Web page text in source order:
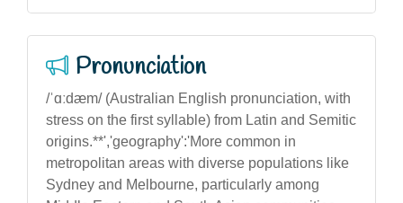
Pronunciation
/ˈɑːdæm/ (Australian English pronunciation, with stress on the first syllable) from Latin and Semitic origins.**','geography':'More common in metropolitan areas with diverse populations like Sydney and Melbourne, particularly among Middle Eastern and South Asian communities, compared to rural regions.','traits':['Grounded','Resilient','Traditional','Culturally aware'],'famous':['Adam Goodes (Australian Rules Footballer)','Adam Liaw (Chef and TV personality)','Adam Gilchrist (Cricketer)'],'linguistic_adaptability':'The name adapts well across languages, maintaining its form and pronunciation in English, Latin, and many European languages. In non-Latin scripts, it is transliterated accordingly, with little variation in spelling.','aesthetic':'The name features a strong, balanced visual symmetry with a classic yet modern look in Australian typography, especially in its capitalised form.','numerological':'Name number 1 in numerology, associated with leadership and independence.','astrological':'Linked to the zodiac sign Aries, symbolising energy, initiative, and pioneering spirit.','is_aboriginal':false,'is_maori':false}'}#whats next?#*If you have more names or need further details on Australian naming traditions, cultural significance, or specific regional data, please specify.*#**Would you like a profile for a different name or additional cultural contexts?**#**Please let me know how I can assist further!**#}#}#}#}#}#}#}#}#}#}#}#}#}#}#}#}#}#}#}#}#}#}#}#}#}#}#}#}#}#}#}#}#}#}#}#}#}#}#}#}#}#}#}#}#}#}#}#}#}#}#}#}#}#}#}#}#}#}#}#}#}#}#}#}#}#}#}#}#}#}#}#}#}#}#}#}#}#}#}#}#}#}#}#}#}#}#}#}#}#}#}#}#}#}#}#}#}#}#}#}#}#}#}#}#}#}#}#}#}#}#}#}#}#}#}#}#}#}#}#}#}#}#}#}#}#}#}#}#}#}#}#}#}#}#}#}#}#}#}#}#}#}#}#}#}#}#}#}#}#}#}#}#}#}#}#}#}#}#}#}#}#}#}#}#}#}#}#}#}#}#}#}#}#}#}#}#}#}#}#}#}#}#}#}#}#}#}#}#}#}#}#}#}#}#}#}#}#}#}#}#}#}#}#}#}#}#}#}#}#}#}#}#}#}#}#}#}#}#}#}#}#}#}#}#}#}#}#}#}#}#}#}#}#}#}#}#}#}#}#}#}#}#}#}#}#}#}#}#}#}#}#}#}#}#}#}#}#}#}#}#}#}#}#}#}#}#}#}#}#}#}#}#}#}#}#}#}#}#}#}#}#}#}#}#}#}#}#}#}#}#}#}#}#}#}#}#}#}#}#}#}#}#}#}#}#}#}#}#}#}#}#}#}#}#}#}#}#}#}#}#}#}#}#}#}#}#}#}#}#}#}#}#}#}#}#}#}#}#}#}#}#}#}#}#}#}#}#}#}#}#}#}#}#}#}#}#}#}#}#}#}#}#}#}#}#}#}#}#}#}#}#}#}#}#}#}#}#}#}#}#}#}#}#}#}#}#}#}#}#}#}#}#}#}#}#}#}#}#}#}#}#}#}#}#}#}#}#}#}#}#}#}#}#}#}#}#}#}#}#}#}#}#}#}#}#}#}#}#}#}#}#}#}#}#}#}#}#}#}#}#}#}#}#}#}#}#}#}#}#}#}#}#}#}#}#}#}#}#}#}#}#}#}#}#}#}#}#}#}#}#}#}#}#}#}#}#}#}#}#}#}#}#}#}#}#}#}#}#}#}#}#}#}#}#}#}#}#}#}#}#}#}#}#}#}#}#}#}#}#}#}#}#}#}#}#}#}#}#}#}#}#}#}#}#}#}#}#}#}#}#}#}#}#}#}#}#}#}#}#}#}#}#}#}#}#}#}#}#}#}#}#}#}#}#}#}#}#}#}#}#}#}#}#}#}#}#}#}#}#}#}#}#}#}#}#}#}#}#}#}#}#}#}#}#}#}#}#}#}#}#}#}#}#}#}#}#}#}#}#}#}#}#}#}#}#}#}#}#}#}#}#}#}#}#}#}#}#}#}#}#}#}#}#}#}#}#}#}#}#}#}#}#}#}#}#}#}#}#}#}#}#}#}#}#}#}#}#}#}#}#}#}#}#}#}#}#}#}#}#}#}#}#}#}#}#}#}#}#}#}#}#}#}#}#}#}#}#}#}#}#}#}#}#}#}#}#}#}#}#}#}#}#}#}#}#}#}#}#}#}#}#}#}#}#}#}#}#}#}#}#}#}#}#}#}#}#}#}#}#}#}#}#}#}#}#}#}#}#}#}#}#}#}#}#}#}#}#}#}#}#}#}#}#}#}#}#}#}#}#}#}#}#}#}#}#}#}#}#}#}#}#}#}#}#}#}#}#}#}#}#}#}#}#}#}#}#}#}#}#}#}#}#}#}#}#}#}#}#}#}#}#}#}#}#}#}#}#}#}#}#}#}#}#}#}#}#}#}#}#}#}#}#}#}#}#}#}#}#}#}#}#}#}#}#}#}#}#}#}#}#}#}#}#}#}#}#}#}#}#}#}#}#}#}#}#}#}#}#}#}#}#}#}#}#}#}#}#}#}#}#}#}#}#}#}#}#}#}#}#}#}#}#}#}#}#}#}#}#}#}#}#}#}#}#}#}#}#}#}#}#}#}#}#}#}#}#}#}#}#}#}#}#}#}#}#}#}#}#}#}#}#}#}#}#}#}#}#}#}#}#}#}#}#}#}#}#}#}#}#}#}#}#}#}#}#}#}#}#}#}#}#}#}#}#}#}#}#}#}#}#}#}#}#}#}#}#}#}#}#}#}#}#}#}#}#}#}#}#}#}#}#}#}#}#}#}#}#}#}#}#}#}#}#}#}#}#}#}#}#}#}#}#}#}#}#}#}#}#}#}#}#}#}#}#}#}#}#}#}#}#}#}#}#}#}#}#}#}#}#}#}#}#}#}#}#}#}#}#}#}#}#}#}#}#}#}#}#}#}#}#}#}#}#}#}#}#}#}#}#}#}#}#}#}#}#}#}#}#}#}#}#}#}#}#}#}#}#}#}#}#}#}#}#}#}#}#}#}#}#}#}#}#}#}#}#}#}#}#}#}#}#}#}#}#}#}#}#}#}#}#}#}#}#}#}#}#}#}#}#}#}#}#}#}#}#}#}#}#}#}#}#}#}#}#}#}#}#}#}#}#}#}#}#}#}#}#}#}#}#}#}#}#}#}#}#}#}#}#}#}#}#}#}#}#}#}#}#}#}#}#}#}#}#}#}#}#}#}#}#}#}#}#}#}#}#}#}#}#}#}#}#}#}#}#}#}#}#}#}#}#}#}#}#}#}#}#}#}#}#}#}#}#}#}#}#}#}#}#}#}#}#}#}#}#}#}#}#}#}#}#}#}#}#}#}#}#}#}#}#}#}#}#}#}#}#}#}#}#}#}#}#}#}#}#}#}#}#}#}#}#}#}#}#}#}#}#}#}#}#}#}#}#}#}#}#}#}#}#}#}#}#}#}#}#}#}#}#}#}#}#}#}#}#}#}#}#}#}#}#}#}#}#}#}#}#}#}#}#}#}#}#}#}#}#}#}#}#}#}#}#}#}#}#}#}#}#}#}#}#}#}#}#}#}#}#}#}#}#}#}#}#}#}#}#}#}#}#}#}#}#}#}#}#}#}#}#}#}#}#}#}#}#}#}#}#}#}#}#}#}#}#}#}#}#}#}#}#}#}#}#}#}#}#}#}#}#}#}#}#}#}#}#}#}#}#}#}#}#}#}#}#}#}#}#}#}#}#}#}#}#}#}#}#}#}#}#}#}#}#}#}#}#}#}#}#}#}#}#}#}#}#}#}#}#}#}#}#}#}#}#}#}#}#}#}#}#}#}#}#}#}#}#}#}#}#}#}#}#}#}#}#}#}#}#}#}#}#}#}#}#}#}#}#}#}#}#}#}#}#}#}#}#}#}#}#}#}#}#}#}#}#}#}#}#}#}#}#}#}#}#}#}#}#}#}#}#}#}#}#}#}#}#}#}#}#}#}#}#}#}#}#}#}#}#}#}#}#}#}#}#}#}#}#}#}#}#}#}#}#}#}#}#}#}#}#}#}#}#}#}#}#}#}#}#}#}#}#}#}#}#}#}#}#}#}#}#}#}#}#}#}#}#}#}#}#}#}#}#}#}#}#}#}#}#}#}#}#}#}#}#}#}#}#}#}#}#}#}#}#}#}#}#}#}#}#}#}#}#}#}#}#}#}#}#}#}#}#}#}#}#}#}#}#}#}#}#}#}#}#}#}#}#}#}#}#}#}#}#}#}#}#}#}#}#}#}#}#}#}#}#}#}#}#}#}#}#}#}#}#}#}#}#}#}#}#}#}#}#}#}#}#}#}#}#}#}#}#}#}#}#}#}#}#}#}#}#}#}#}#}#}#}#}#}#}#}#}#}#}#}#}#}#}#}#}#}#}#}#}#}#}#}#}#}#}#}#}#}#}#}#}#}#}#}#}#}#}#}#}#}#}#}#}#}#}#}#}#}#}#}#}#}#}#}#}#}#}#}#}#}#}#}#}#}#}#}#}#}#}#}#}#}#}#}#}#}#}#}#}#}#}#}#}#}#}#}#}#}#}#}#}#}#}#}#}#}#}#}#}#}#}#}#}#}#}#}#}#}#}#}#}#}#}#}#}#}#}#}#}#}#}#}#}#}#}#}#}#}#}#}#}#}#}#}#}#}#}#}#}#}#}#}#}#}#}#}#}#}#}#}#}#}#}#}#}#}#}#}#}#}#}#}#}#}#}#}#}#}#}#}#}#}#}#}#}#}#}#}#}#}#}#}#}#}#}#}#}#}#}#}#}#}#}#}#}#}#}#}#}#}#}#}#}#}#}#}#}#}#}#}#}#}#}#}#}#}#}#}#}#}#}#}#}#}#}#}#}#}#}#}#}#}#}#}#}#}#}#}#}#}#}#}#}#}#}#}#}#}#}#}#}#}#}#}#}#}#}#}#}#}#}#}#}#}#}#}#}#}#}#}#}#}#}#}#}#}#}#}#}#}#}#}#}#}#}#}#}#}#}#}#}#}#}#}#}#}#}#}#}#}#}#}#}#}#}#}#}#}#}#}#}#}#}#}#}#}#}#}#}#}#}#}#}#}#}#}#}#}#}#}#}#}#}#}#}#}#}#}#}#}#}#}#}#}#}#}#}#}#}#}#}#}#}#}#}#}#}#}#}#}#}#}#}#}#}#}#}#}#}#}#}#}#}#}#}#}#}#}#}#}#}#}#}#}#}#}#}#}#}#}#}#}#}#}#}#}#}#}#}#}#}#}#}#}#}#}#}#}#}#}#}#}#}#}#}#}#}#}#}#}#}#}#}#}#}#}#}#}#}#}#}#}#}#}#}#}#}#}#}#}#}#}#}#}#}#}#}#}#}#}#}#}#}#}#}#}#}#}#}#}#}#}#}#}#}#}#}#}#}#}#}#}#}#}#}#}#}#}#}#}#}#}#}#}#}#}#}#}#}#}#}#}#}#}#}#}#}#}#}#}#}#}#}#}#}#}#}#}#}#}#}#}#}#}#}#}#}#}#}#}#}#}#}#}#}#}#}#}#}#}#}#}#}#}#}#}#}#}#}#}#}#}#}#}#}#}#}#}#}#}#}#}#}#}#}#}#}#}#}#}#}#}#}#}#}#}#}#}#}#}#}#}#}#}#}#}#}#}#}#}#}#}#}#}#}#}#}#}#}#}#}#}#}#}#}#}#}#}#}#}#}#}#}#}#}#}#}#}#}#}#}#}#}#}#}#}#}#}#}#}#}#}#}#}#}#}#}#}#}#}#}#}#}#}#}#}#}#}#}#}#}#}#}#}#}#}#}#}#}#}#}#}#}#}#}#}#}#}#}#}#}#}#}#}#}#}#}#}#}#}#}#}#}#}#}#}#}#}#}#}#}#}#}#}#}#}#}#}#}#}#}#}#}#}#}#}#}#}#}#}#}#}#}#}#}#}#}#}#}#}#}#}#}#}#}#}#}#}#}#}#}#}#}#}#}#}#}#}#}#}#}#}#}#}#}#}#}#}#}#}#}#}#}#}#}#}#}#}#}#}#}#}#}#}#}#}#}#}#}#}#}#}#}#}#}#}#}#}#}#}#}#}#}#}#}#}#}#}#}#}#}#}#}#}#}#}#}#}#}#}#}#}#}#}#}#}#}#}#}#}#}#}#}#}#}#}#}#}#}#}#}#}#}#}#}#}#}#}#}#}#}#}#}#}#}#}#}#}#}#}#}#}#}#}#}#}#}#}#}#}#}#}#}#}#}#}#}#}#}#}#}#}#}#}#}#}#}#}#}#}#}#}#}#}#}#}#}#}#}#}#}#}#}#}#}#}#}#}#}#}#}#}#}#}#}#}#}#}#}#}#}#}#}#}#}#}#}#}#}#}#}#}#}#}#}#}#}#}#}#}#}#}#}#}#}#}#}#}#}#}#}#}#}#}#}#}#}#}#}#}#}#}#}#}#}#}#}#}#}#}#}#}#}#}#}#}#}#}#}#}#}#}#}#}#}#}#}#}#}#}#}#}#}#}#}#}#}#}#}#}#}#}#}#}#}#}#}#}#}#}#}#}#}#}#}#}#}#}#}#}#}#}#}#}#}#}#}#}#}#}#}#}#}#}#}#}#}#}#}#}#}#}#}#}#}#}#}#}#}#}#}#}#}#}#}#}#}#}#}#}#}#}#}#}#}#}#}#}#}#}#}#}#}#}#}#}#}#}#}#}#}#}#}#}#}#}#}#}#}#}#}#}#}#}#}#}#}#}#}#}#}#}#}#}#}#}#}#}#}#}#}#}#}#}#}#}#}#}#}#}#}#}#}#}#}#}#}#}#}#}#}#}#}#}#}#}#}#}#}#}#}#}#}#}#}#}#}#}#}#}#}#}#}#}#}#}#}#}#}#}#}#}#}#}#}#}#}#}#}#}#}#}#}#}#}#}#}#}#}#}#}#}#}#}#}#}#}#}#}#}#}#}#}#}#}#}#}#}#}#}#}#}#}#}#}#}#}#}#}#}#}#}#}#}#}#}#}#}#}#}#}#}#}#}#}#}#}#}#}#}#}#}#}#}#}#}#}#}#}#}#}#}#}#}#}#}#}#}#}#}#}#}#}#}#}#}#}#}#}#}#}#}#}#}#}#}#}#}#}#}#}#}#}#}#}#}#}#}#}#}#}#}#}#}#}#}#}#}#}#}#}#}#}#}#}#}#}#}#}#}#}#}#}#}#}#}#}#}#}#}#}#}#}#}#}#}#}#}#}#}#}#}#}#}#}#}#}#}#}#}#}#}#}#}#}#}#}#}#}#}#}#}#}#}#}#}#}#}#}#}#}#}#}#}#}#}#}#}#}#}#}#}#}#}#}#}#}#}#}#}#}#}#}#}#}#}#}#}#}#}#}#}#}#}#}#}#}#}#}#}#}#}#}#}#}#}#}#}#}#}#}#}#}#}#}#}#}#}#}#}#}#}#}#}#}#}#}#}#}#}#}#}#}#}#}#}#}#}#}#}#}#}#}#}#}#}#}#}#}#}#}#}#}#}#}#}#}#}#}#}#}#}#}#}#}#}#}#}#}#}#}#}#}#}#}#}#}#}#}#}#}#}#}#}#}#}#}#}#}#}#}#}#}#}#}#}#}#}#}#}#}#}#}#}#}#}#}#}#}#}#}#}#}#}#}#}#}#}#}#}#}#}#}#}#}#}#}#}#}#}#}#}#}#}#}#}#}#}#}#}#}#}#}#}#}#}#}#}#}#}#}#}#}#}#}#}#}#}#}#}#}#}#}#}#}#}#}#}#}#}#}#}#}#}#}#}#}#}#}#}#}#}#}#}#}#}#}#}#}#}#}#}#}#}#}#}#}#}#}#}#}#}#}#}#}#}#}#}#}#}#}#}#}#}#}#}#}#}#}#}#}#}#}#}#}#}#}#}#}#}#}#}#}#}#}#}#}#}#}#}#}#}#}#}#}#}#}#}#}#}#}#}#}#}#}#}#}#}#}#}#}#}#}#}#}#}#}#}#}#}#}#}#}#}#}#}#}#}#}#}#}#}#}#}#}#}#}#}#}#}#}#}#}#}#}#}#}#}#}#}#}#}#}#}#}#}#}#}#}#}#}#}#}#}#}#}#}#}#}#}#}#}#}#}#}#}#}#}#}#}#}#}#}#}#}#}#}#}#}#}#}#}#}#}#}#}#}#}#}#}#}#}#}#}#}#}#}#}#}#}#}#}#}#}#}#}#}#}#}#}#}#}#}#}#}#}#}#}#}#}#}#}#}#}#}#}#}#}#}#}#}#}#}#}#}#}#}#}#}#}#}#}#}#}#}#}#}#}#}#}#}#}#}#}#}#}#}#}#}#}#}#}#}#}#}#}#}#}#}#}#}#}#}#}#}#}#}#}#}#}#}#}#}#}#}#}#}#}#}#}#}#}#}#}#}#}#}#}#}#}#}#}#}#}#}#}#}#}#}#}#}#}#}#}#}#}#}#}#}#}#}#}#}#}#}#}#}#}#}#}#}#}#}#}#}#}#}#}#}#}#}#}#}#}#}#}#}#}#}#}#}#}#}#}#}#}#}#}#}#}#}#}#}#}#}#}#}#}#}#}#}#}#}#}#}#}#}#}#}#}#}#}#}#}#}#}#}#}#}#}#}#}#}#}#}#}#}#}#}#}#}#}#}#}#}#}#}#}#}#}#}#}#}#}#}#}#}#}#}#}#}#}#}#}#}#}#}#}#}#}#}#}#}#}#}#}#}#}#}#}#}#}#}#}#}#}#}#}#}#}#}#}#}#}#}#}#}#}#}#}#}#}#}#}#}#}#}#}#}#}#}#}#}#}#}#}#}#}#}#}#}#}#}#}#}#}#}#}#}#}#}#}#}#}#}#}#}#}#}#}#}#}#}#}#}#}#}#}#}#}#}#}#}#}#}#}#}#}#}#}#}#}#}#}#}#}#}#}#}#}#}#}#}#}#}#}#}#}#}#}#}#}#}#}#}#}#}#}#}#}#}#}#}#}#}#}#}#}#}#}#}#}#}#}#}#}#}#}#}#}#}#}#}#}#}#}#}#}#}#}#}#}#}#}#}#}#}#}#}#}#}#}#}#}#}#}#}#}#}#}#}#}#}#}#}#}#}#}#}#}#}#}#}#}#}#}#}#}#}#}#}#}#}#}#}#}#}#}#}#}#}#}#}#}#}#}#}#}#}#}#}#}#}#}#}#}#}#}#}#}#}#}#}#}#}#}#}#}#}#}#}#}#}#}#}#}#}#}#}#}#}#}#}#}#}#}#}#}#}#}#}#}#}#}#}#}#}#}#}#}#}#}#}#}#}#}#}#}#}#}#}#}#}#}#}#}#}#}#}#}#}#}#}#}#}#}#}#}#}#}#}#}#}#}#}#}#}#}#}#}#}#}#}#}#}#}#}#}#}#}#}#}#}#}#}#}#}#}#}#}#}#}#}#}#}#}#}#}#}#}#}#}#}#}#}#}#}#}#}#}#}#}#}#}#}#}#}#}#}#}#}#}#}#}#}#}#}#}#}#}#}#}#}#}#}#}#}#}#}#}#}#}#}#}#}#}#}#}#}#}#}#}#}#}#}#}#}#}#}#}#}#}#}#}#}#}#}#}#}#}#}#}#}#}#}#}#}#}#}#}#}#}#}#}#}#}#}#}#}#}#}#}#}#}#}#}#}#}#}#}#}#}#}#}#}#}#}#}#}#}#}#}#}#}#}#}#}#}#}#}#}#}#}#}#}#}#}#}#}#}#}#}#}#}#}#}#}#}#}#}#}#}#}#}#}#}#}#}#}#}#}#}#}#}#}#}#}#}#}#}#}#}#}#}#}#}#}#}#}#}#}#}#}#}#}#}#}#}#}#}#}#}#}#}#}#}#}#}#}#}#}#}#}#}#}#}#}#}#}#}#}#}#}#}#}#}#}#}#}#}#}#}#}#}#}#}#}#}#}#}#}#}#}#}#}#}#}#}#}#}#}#}#}#}#}#}#}#}#}#}#}#}#}#}#}#}#}#}#}#}#}#}#}#}#}#}#}#}#}#}#}#}#}#}#}#}#}#}#}#}#}#}#}#}#}#}#}#}#}#}#}#}#}#}#}#}#}#}#}#}#}#}#}#}#}#}#}#}#}#}#}#}#}#}#}#}#}#}#}#}#}#}#}#}#}#}#}#}#}#}#}#}#}#}#}#}